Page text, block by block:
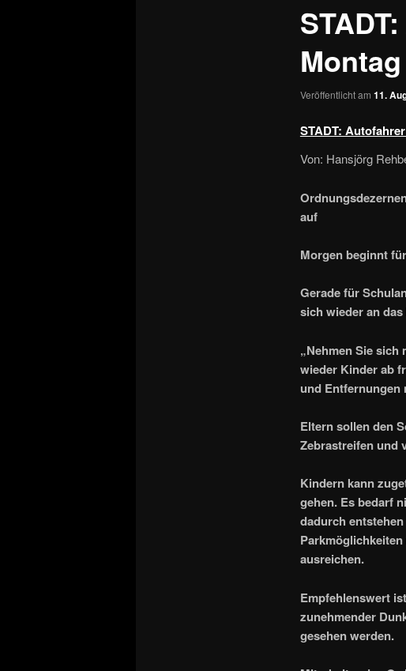
Veröffentlicht am 11.
STADT:
Von: Hansjörg
auf
Morgen beginnt
Gerade für
sich wieder an
„Nehmen Sie
wieder Kinder ab
und Entfernungen
Eltern sollen den
Zebrastreifen und
Kindern kann
gehen. Es bedarf
dadurch
ausreichen.
Empfehlenswert
zunehmender
gesehen werden.